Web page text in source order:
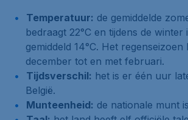
Temperatuur: de gemiddelde
bedraagt 22°C en tijdens de winter
gemiddeld 14°C. Het
december tot en met februari.
Tijdsverschil: het is er één uur
België.
Munteenheid: de nationale munt